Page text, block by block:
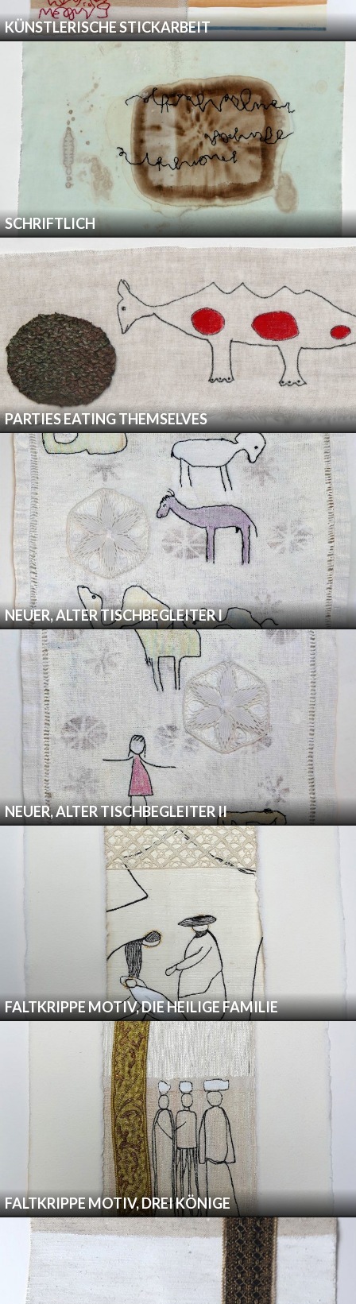
KÜNSTLERISCHE STICKARBEIT
SCHRIFTLICH
PARTIES EATING THEMSELVES
NEUER, ALTER TISCHBEGLEITER I
NEUER, ALTER TISCHBEGLEITER II
FALTKRIPPE MOTIV, DIE HEILIGE FAMILIE
FALTKRIPPE MOTIV, DREI KÖNIGE